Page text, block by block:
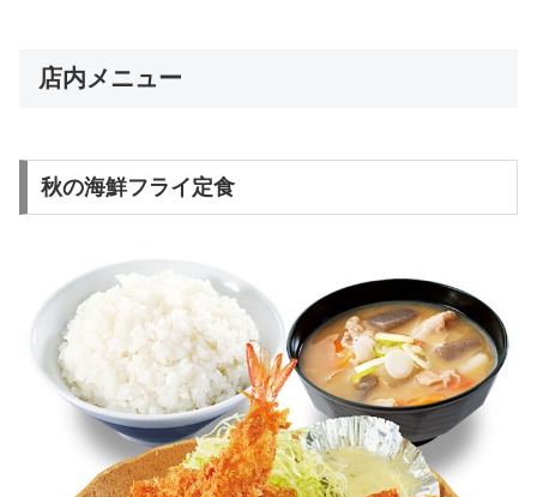
店内メニュー
秋の海鮮フライ定食